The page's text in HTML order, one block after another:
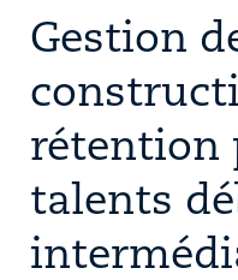
Gestion
rétention
talents